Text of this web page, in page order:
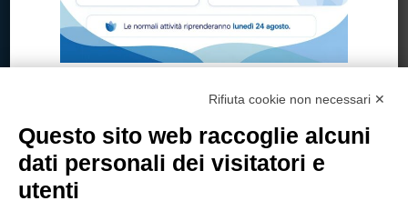
Strada Statale 231 Alba-Bra
Borgo San Martino 44, 12060 Pocapaglia CN
Tel:0172-478161
Rifiuta cookie non necessari ✕
Questo sito web raccoglie alcuni
dati personali dei visitatori e
utenti